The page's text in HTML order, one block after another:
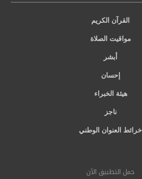
القرآن الكريم
مواقيت الصلاة
أبشر
إحسان
هيئة الخبراء
ناجز
خرائط العنوان الوطني
حمل التطبيق الآن